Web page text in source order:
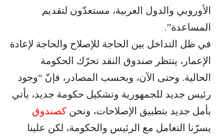
الأوروبي والدول العربية، مستعدّون لتقديم
المساعدة”.
في ظل التداخل بين الحاجة للإصلاح والحاجة لإعادة
الإعمار، ينتظر صندوق النقد تحرّك الحكومة
الحالية. وحتى الآن، وبحسب المصادر، فإنّ “وجود
رئيس جديد للجمهورية وتشكيل حكومة جديد، يأتي
بأمل جديد بتطبيق الإصلاحات، ونحن كصندوق
يسرّنا التعامل مع الرئيس والحكومة، لكن علينا